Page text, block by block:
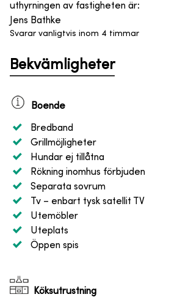
uthyrningen av fastigheten är:
Jens Bathke
Svarar vanligtvis inom 4 timmar
Bekvämligheter
Boende
Bredband
Grillmöjligheter
Hundar ej tillåtna
Rökning inomhus förbjuden
Separata sovrum
Tv – enbart tysk satellit TV
Utemöbler
Uteplats
Öppen spis
Köksutrustning